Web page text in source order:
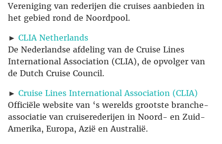
Vereniging van rederijen die cruises aanbieden in
het gebied rond de Noordpool.
► CLIA Netherlands
De Nederlandse afdeling van de Cruise Lines
International Association (CLIA), de opvolger van
de Dutch Cruise Council.
► Cruise Lines International Association (CLIA)
Officiële website van ‘s werelds grootste branche-
associatie van cruiserederijen in Noord- en Zuid-
Amerika, Europa, Azië en Australië.